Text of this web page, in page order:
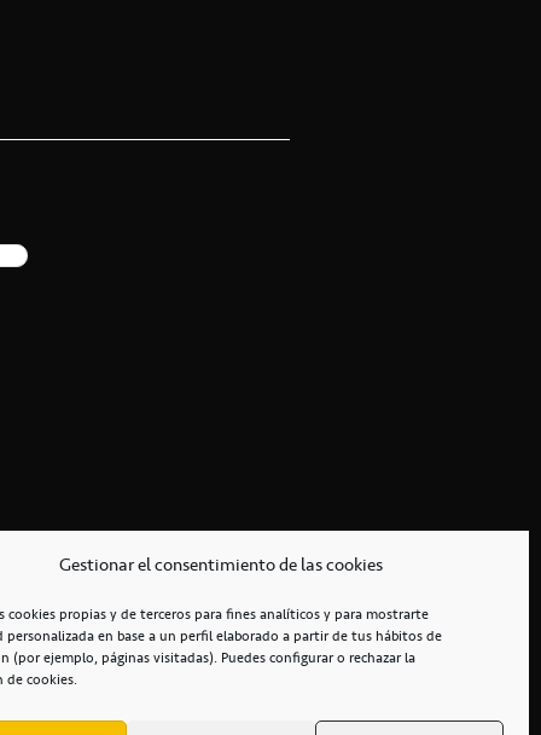
Gestionar el consentimiento de las cookies
cookies propias y de terceros para fines analíticos y para mostrarte
personalizada en base a un perfil elaborado a partir de tus hábitos de
(por ejemplo, páginas visitadas). Puedes configurar o rechazar la
cookies.